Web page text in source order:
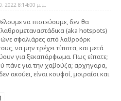
2022 8:14:00 μ.μ.
να πιστεύουμε, δεν θα
(aka hotspots)
σφαλιάρες από λαθροόρκ
να μην τρέχει τίποτα, και μετά
για ξεκαπάρφωμα. Πως είπατε;
πάνε για την χαβούζα; αρχηγαρα,
ακούει, είναι κουφοί, μοιραίοι και